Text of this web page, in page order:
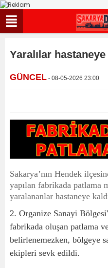
Yaralılar hastaneye
GÜNCEL - 08-05-2026 23:00
Sakarya’nın Hendek
yapılan fabrikada patlama
yaralananlar hastaneye
2. Organize Sanayi
fabrikada oluşan patlama
belirlenemezken, bölgeye
ekipleri sevk edildi.